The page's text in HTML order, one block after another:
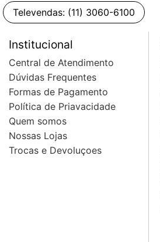
Televendas: (11) 3060-6100
Institucional
Central de Atendimento
Dúvidas Frequentes
Formas de Pagamento
Política de Priavacidade
Quem somos
Nossas Lojas
Trocas e Devoluçoes